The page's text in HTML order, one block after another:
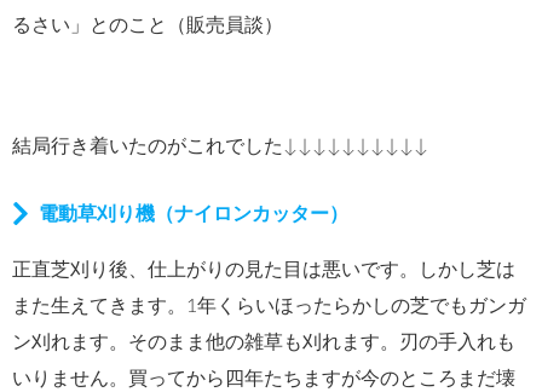
るさい」とのこと（販売員談）
結局行き着いたのがこれでした↓↓↓↓↓↓↓↓↓↓
電動草刈り機（ナイロンカッター）
正直芝刈り後、仕上がりの見た目は悪いです。しかし芝は
また生えてきます。1年くらいほったらかしの芝でもガンガ
ン刈れます。そのまま他の雑草も刈れます。刃の手入れも
いりません。買ってから四年たちますが今のところまだ壊